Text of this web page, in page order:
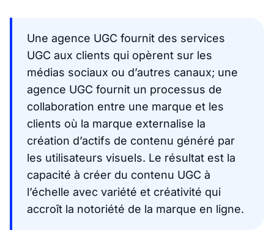
Une agence UGC fournit des services
UGC aux clients qui opèrent sur les
médias sociaux ou d’autres canaux; une
agence UGC fournit un processus de
collaboration entre une marque et les
clients où la marque externalise la
création d’actifs de contenu généré par
les utilisateurs visuels. Le résultat est la
capacité à créer du contenu UGC à
l’échelle avec variété et créativité qui
accroît la notoriété de la marque en ligne.